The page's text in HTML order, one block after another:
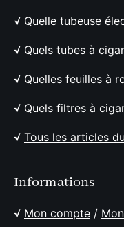
√ Quelle tubeuse
√ Quels tubes à
√ Quelles feuilles à
√ Quels filtres à
√ Tous les articles
Informations
√ Mon compte /